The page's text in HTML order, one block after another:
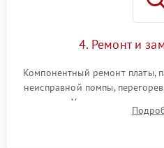
4. Ремонт и
Компонентный ремонт платы,
неисправной помпы,
жерновов. Установка новых
ring) и тефлоновых трубок